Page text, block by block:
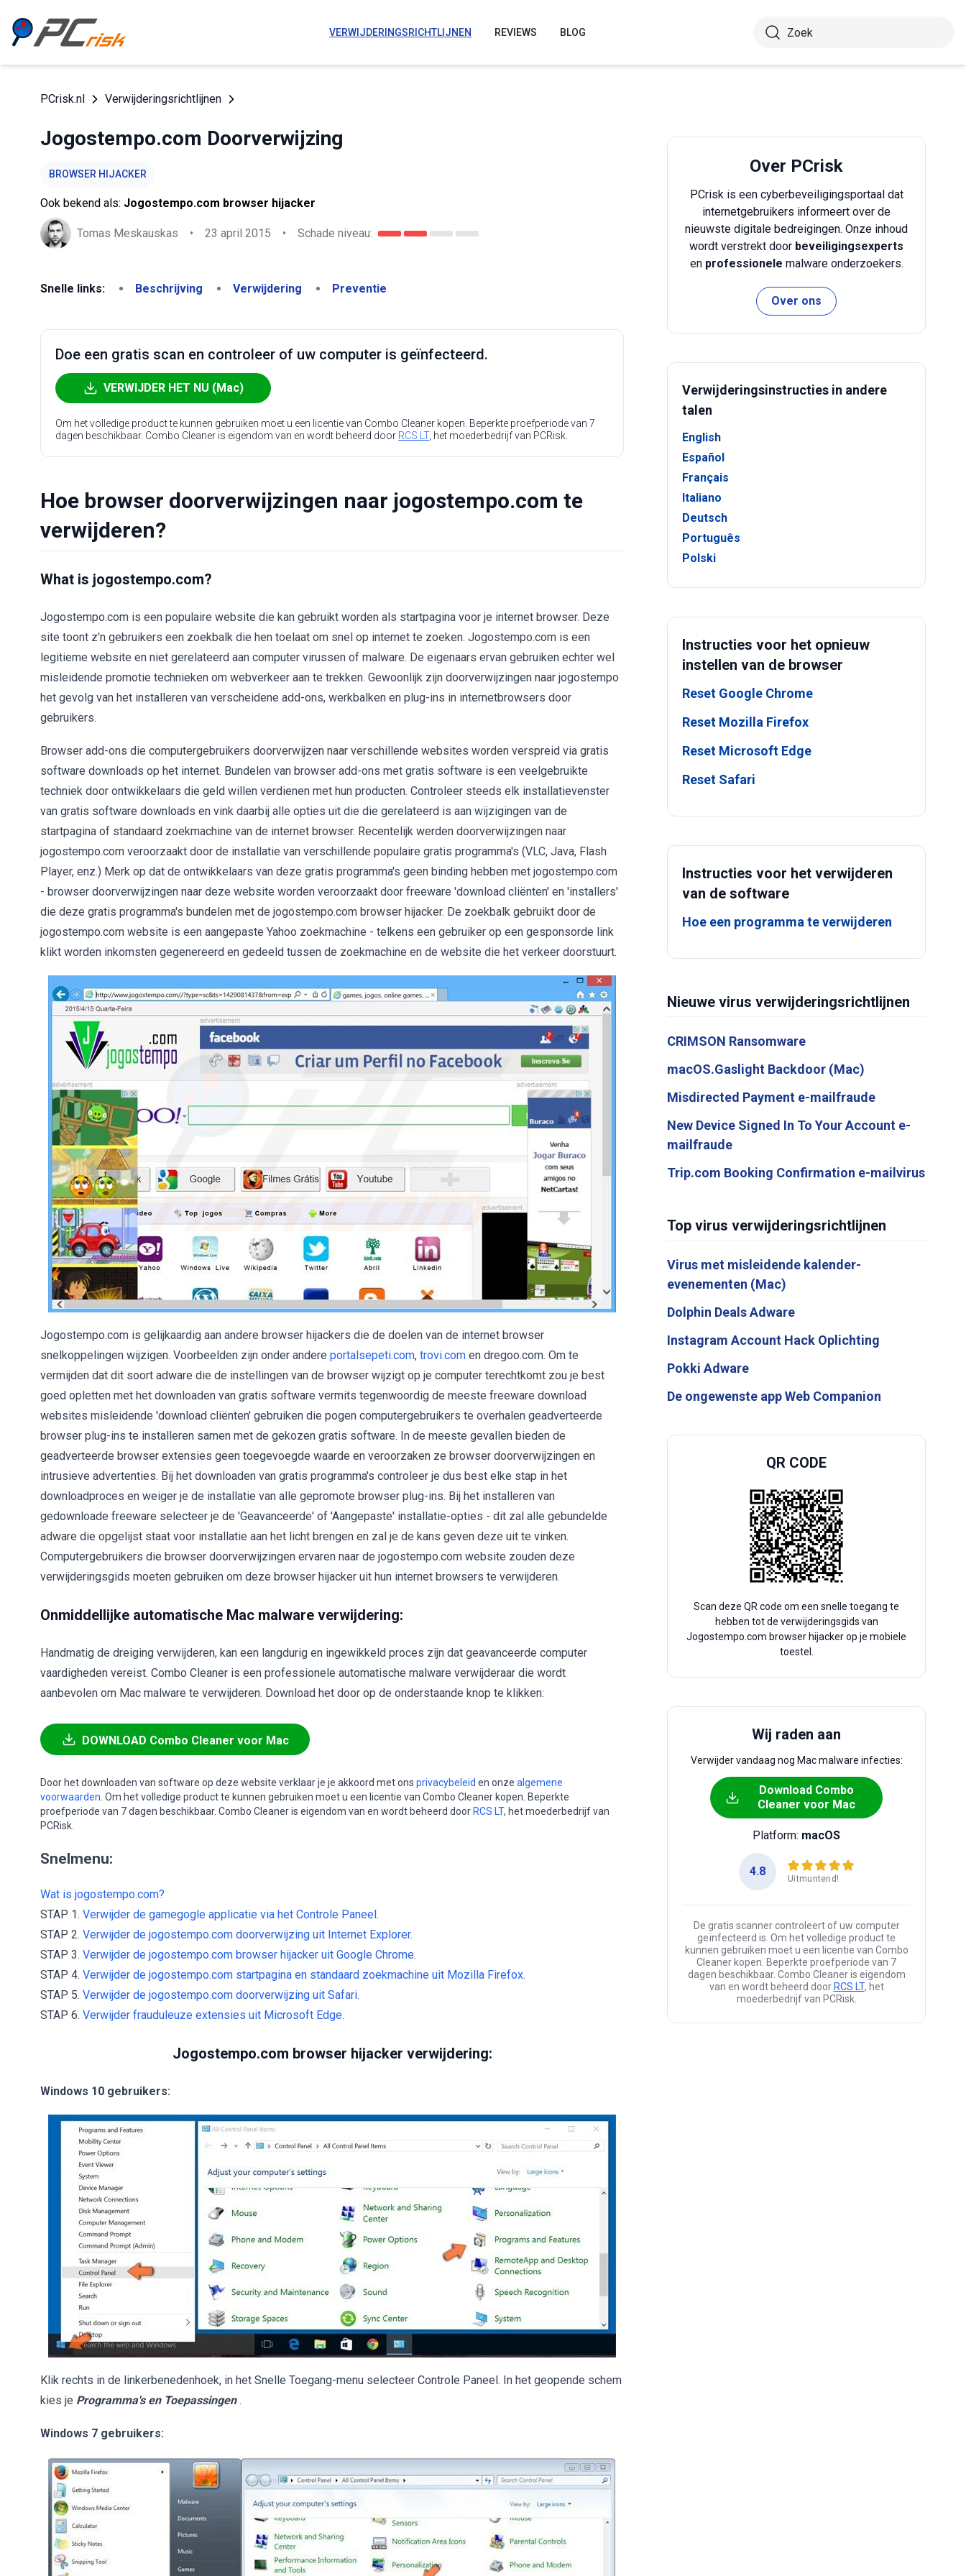
VERWIJDERINGSRICHTLIJNEN REVIEWS BLOG
PCrisk.nl Verwijderingsrichtlijnen
Jogostempo.com Doorverwijzing
BROWSER HIJACKER
Ook bekend als: Jogostempo.com browser hijacker
Tomas Meskauskas • 23 april 2015 • Schade niveau:
Snelle links: Beschrijving Verwijdering Preventie
Doe een gratis scan en controleer of uw computer is geïnfecteerd.
VERWIJDER HET NU (Mac)
Om het volledige product te kunnen gebruiken moet u een licentie van Combo Cleaner kopen. Beperkte proefperiode van 7
dagen beschikbaar. Combo Cleaner is eigendom van en wordt beheerd door RCS LT, het moederbedrijf van PCRisk.
Hoe browser doorverwijzingen naar jogostempo.com te
verwijderen?
What is jogostempo.com?
Jogostempo.com is een populaire website die kan gebruikt worden als startpagina voor je internet browser. Deze
site toont z'n gebruikers een zoekbalk die hen toelaat om snel op internet te zoeken. Jogostempo.com is een
legitieme website en niet gerelateerd aan computer virussen of malware. De eigenaars ervan gebruiken echter wel
misleidende promotie technieken om webverkeer aan te trekken. Gewoonlijk zijn doorverwijzingen naar jogostempo
het gevolg van het installeren van verscheidene add-ons, werkbalken en plug-ins in internetbrowsers door
gebruikers.
Browser add-ons die computergebruikers doorverwijzen naar verschillende websites worden verspreid via gratis
software downloads op het internet. Bundelen van browser add-ons met gratis software is een veelgebruikte
techniek door ontwikkelaars die geld willen verdienen met hun producten. Controleer steeds elk installatievenster
van gratis software downloads en vink daarbij alle opties uit die die gerelateerd is aan wijzigingen van de
startpagina of standaard zoekmachine van de internet browser. Recentelijk werden doorverwijzingen naar
jogostempo.com veroorzaakt door de installatie van verschillende populaire gratis programma's (VLC, Java, Flash
Player, enz.) Merk op dat de ontwikkelaars van deze gratis programma's geen binding hebben met jogostempo.com
- browser doorverwijzingen naar deze website worden veroorzaakt door freeware 'download cliënten' en 'installers'
die deze gratis programma's bundelen met de jogostempo.com browser hijacker. De zoekbalk gebruikt door de
jogostempo.com website is een aangepaste Yahoo zoekmachine - telkens een gebruiker op een gesponsorde link
klikt worden inkomsten gegenereerd en gedeeld tussen de zoekmachine en de website die het verkeer doorstuurt.
Jogostempo.com is gelijkaardig aan andere browser hijackers die de doelen van de internet browser
snelkoppelingen wijzigen. Voorbeelden zijn onder andere portalsepeti.com, trovi.com en dregoo.com. Om te
vermijden dat dit soort adware die de instellingen van de browser wijzigt op je computer terechtkomt zou je best
goed opletten met het downloaden van gratis software vermits tegenwoordig de meeste freeware download
websites misleidende 'download cliënten' gebruiken die pogen computergebruikers te overhalen geadverteerde
browser plug-ins te installeren samen met de gekozen gratis software. In de meeste gevallen bieden de
geadverteerde browser extensies geen toegevoegde waarde en veroorzaken ze browser doorverwijzingen en
intrusieve advertenties. Bij het downloaden van gratis programma's controleer je dus best elke stap in het
downloadproces en weiger je de installatie van alle gepromote browser plug-ins. Bij het installeren van
gedownloade freeware selecteer je de 'Geavanceerde' of 'Aangepaste' installatie-opties - dit zal alle gebundelde
adware die opgelijst staat voor installatie aan het licht brengen en zal je de kans geven deze uit te vinken.
Computergebruikers die browser doorverwijzingen ervaren naar de jogostempo.com website zouden deze
verwijderingsgids moeten gebruiken om deze browser hijacker uit hun internet browsers te verwijderen.
Onmiddellijke automatische Mac malware verwijdering:
Handmatig de dreiging verwijderen, kan een langdurig en ingewikkeld proces zijn dat geavanceerde computer
vaardigheden vereist. Combo Cleaner is een professionele automatische malware verwijderaar die wordt
aanbevolen om Mac malware te verwijderen. Download het door op de onderstaande knop te klikken:
DOWNLOAD Combo Cleaner voor Mac
Door het downloaden van software op deze website verklaar je je akkoord met ons privacybeleid en onze algemene
voorwaarden . Om het volledige product te kunnen gebruiken moet u een licentie van Combo Cleaner kopen. Beperkte
proefperiode van 7 dagen beschikbaar. Combo Cleaner is eigendom van en wordt beheerd door RCS LT, het moederbedrijf van
PCRisk.
Snelmenu:
Wat is jogostempo.com?
STAP 1. Verwijder de gamegogle applicatie via het Controle Paneel.
STAP 2. Verwijder de jogostempo.com doorverwijzing uit Internet Explorer.
STAP 3. Verwijder de jogostempo.com browser hijacker uit Google Chrome.
STAP 4. Verwijder de jogostempo.com startpagina en standaard zoekmachine uit Mozilla Firefox.
STAP 5. Verwijder de jogostempo.com doorverwijzing uit Safari.
STAP 6. Verwijder frauduleuze extensies uit Microsoft Edge.
Jogostempo.com browser hijacker verwijdering:
Windows 10 gebruikers:
Klik rechts in de linkerbenedenhoek, in het Snelle Toegang-menu selecteer Controle Paneel. In het geopende schem
kies je Programma's en Toepassingen .
Windows 7 gebruikers:
Over PCrisk
PCrisk is een cyberbeveiligingsportaal dat
internetgebruikers informeert over de
nieuwste digitale bedreigingen. Onze inhoud
wordt verstrekt door beveiligingsexperts
en professionele malware onderzoekers.
Over ons
Verwijderingsinstructies in andere
talen
English
Español
Français
Italiano
Deutsch
Português
Polski
Instructies voor het opnieuw
instellen van de browser
Reset Google Chrome
Reset Mozilla Firefox
Reset Microsoft Edge
Reset Safari
Instructies voor het verwijderen
van de software
Hoe een programma te verwijderen
Nieuwe virus verwijderingsrichtlijnen
CRIMSON Ransomware
macOS.Gaslight Backdoor (Mac)
Misdirected Payment e-mailfraude
New Device Signed In To Your Account e-
mailfraude
Trip.com Booking Confirmation e-mailvirus
Top virus verwijderingsrichtlijnen
Virus met misleidende kalender-
evenementen (Mac)
Dolphin Deals Adware
Instagram Account Hack Oplichting
Pokki Adware
De ongewenste app Web Companion
QR CODE
Scan deze QR code om een snelle toegang te
hebben tot de verwijderingsgids van
Jogostempo.com browser hijacker op je mobiele
toestel.
Wij raden aan
Verwijder vandaag nog Mac malware infecties:
Download Combo
Cleaner voor Mac
Platform: macOS
4.8
Uitmuntend!
De gratis scanner controleert of uw computer
geïnfecteerd is. Om het volledige product te
kunnen gebruiken moet u een licentie van Combo
Cleaner kopen. Beperkte proefperiode van 7
dagen beschikbaar. Combo Cleaner is eigendom
van en wordt beheerd door RCS LT, het
moederbedrijf van PCRisk.